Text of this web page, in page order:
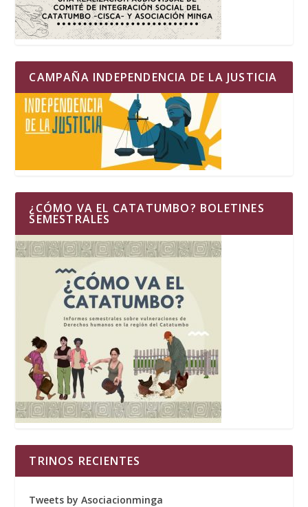
CAMPAÑA INDEPENDENCIA DE LA JUSTICIA
¿CÓMO VA EL CATATUMBO? BOLETINES
SEMESTRALES
TRINOS RECIENTES
Tweets by Asociacionminga